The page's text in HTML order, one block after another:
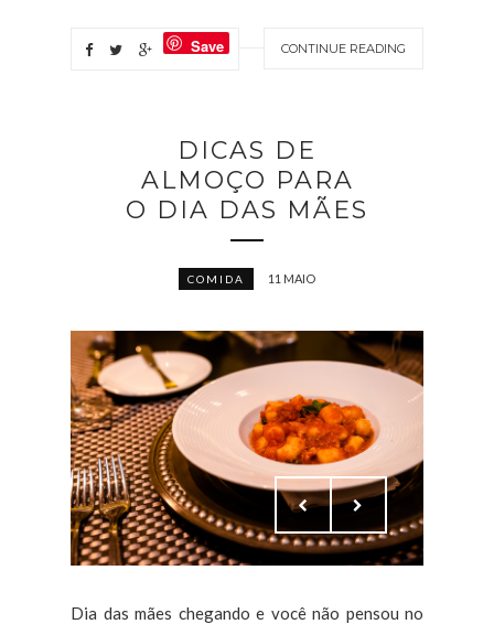
CONTINUE READING
Save
DICAS DE
ALMOÇO PARA
O DIA DAS MÃES
COMIDA 11 MAIO
Dia das mães chegando e você não pensou no